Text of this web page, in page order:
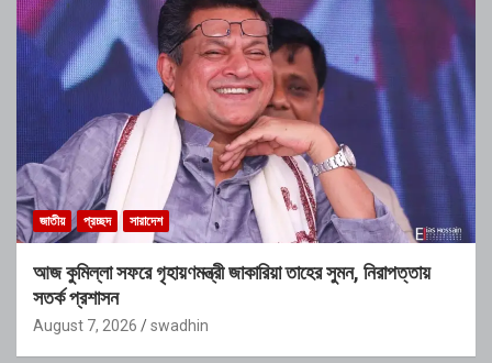
জাতীয় প্রচ্ছদ সারাদেশ
আজ কুমিল্লা সফরে গৃহায়ণমন্ত্রী জাকারিয়া তাহের সুমন, নিরাপত্তায়
সতর্ক প্রশাসন
August 7, 2026 swadhin